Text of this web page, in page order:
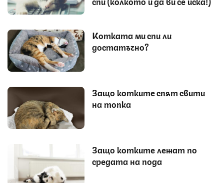
Котката ми спи ли
достатъчно?
Защо котките спят свити
на топка
Защо котките лежат по
средата на пода